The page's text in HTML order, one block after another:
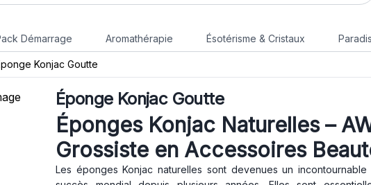
Démarrage Aromathérapie Ésotérisme & Cristaux
Konjac Goutte
Éponge Konjac Goutte
Éponges Konjac Naturelles –
Grossiste en Accessoires
Les éponges Konjac naturelles sont devenues un